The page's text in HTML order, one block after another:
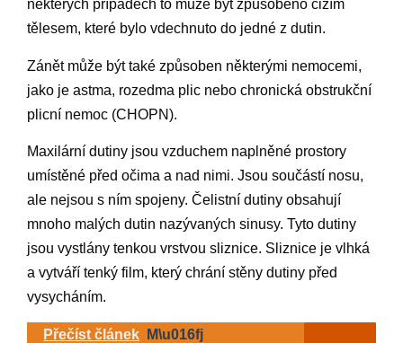
některých případech to může být způsobeno cizím
tělesem, které bylo vdechnuto do jedné z dutin.
Zánět může být také způsoben některými nemocemi,
jako je astma, rozedma plic nebo chronická obstrukční
plicní nemoc (CHOPN).
Maxilární dutiny jsou vzduchem naplněné prostory
umístěné před očima a nad nimi. Jsou součástí nosu,
ale nejsou s ním spojeny. Čelistní dutiny obsahují
mnoho malých dutin nazývaných sinusy. Tyto dutiny
jsou vystlány tenkou vrstvou sliznice. Sliznice je vlhká
a vytváří tenký film, který chrání stěny dutiny před
vysycháním.
Přečíst článek
M\u016fj